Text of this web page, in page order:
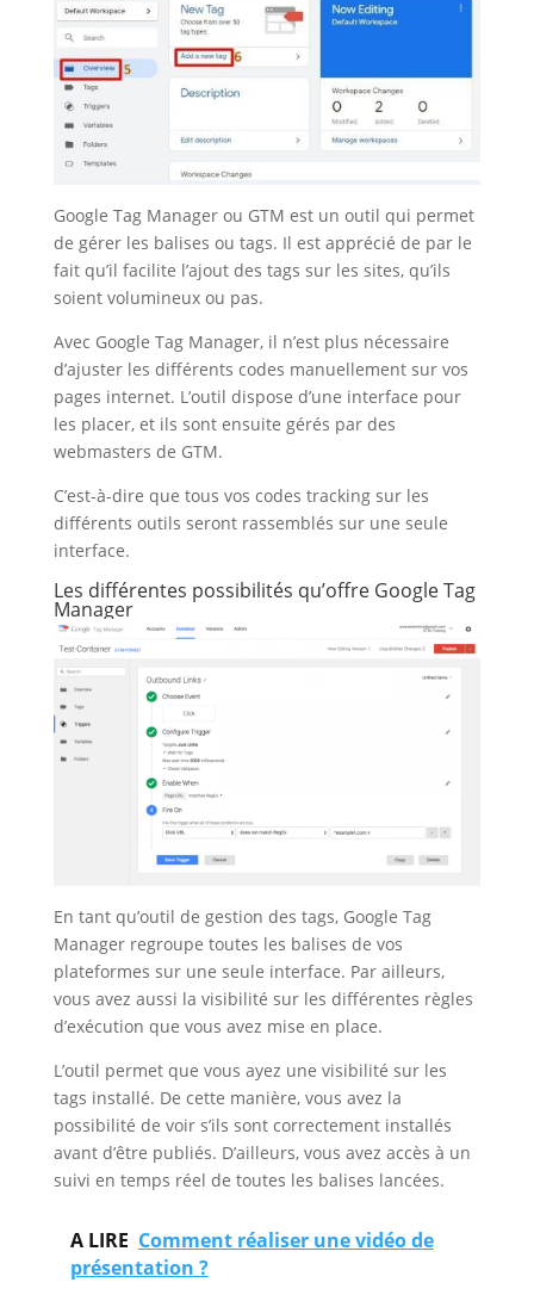
Google Tag Manager ou GTM est un outil qui permet
de gérer les balises ou tags. Il est apprécié de par le
fait qu’il facilite l’ajout des tags sur les sites, qu’ils
soient volumineux ou pas.
Avec Google Tag Manager, il n’est plus nécessaire
d’ajuster les différents codes manuellement sur vos
pages internet. L’outil dispose d’une interface pour
les placer, et ils sont ensuite gérés par des
webmasters de GTM.
C’est-à-dire que tous vos codes tracking sur les
différents outils seront rassemblés sur une seule
interface.
Les différentes possibilités qu’offre Google Tag
Manager
En tant qu’outil de gestion des tags, Google Tag
Manager regroupe toutes les balises de vos
plateformes sur une seule interface. Par ailleurs,
vous avez aussi la visibilité sur les différentes règles
d’exécution que vous avez mise en place.
L’outil permet que vous ayez une visibilité sur les
tags installé. De cette manière, vous avez la
possibilité de voir s’ils sont correctement installés
avant d’être publiés. D’ailleurs, vous avez accès à un
suivi en temps réel de toutes les balises lancées.
A LIRE Comment réaliser une vidéo de
présentation ?